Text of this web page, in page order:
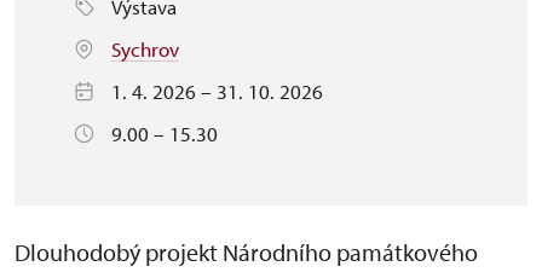
Výstava
Sychrov
1. 4. 2026 – 31. 10. 2026
9.00 – 15.30
Dlouhodobý projekt Národního památkového